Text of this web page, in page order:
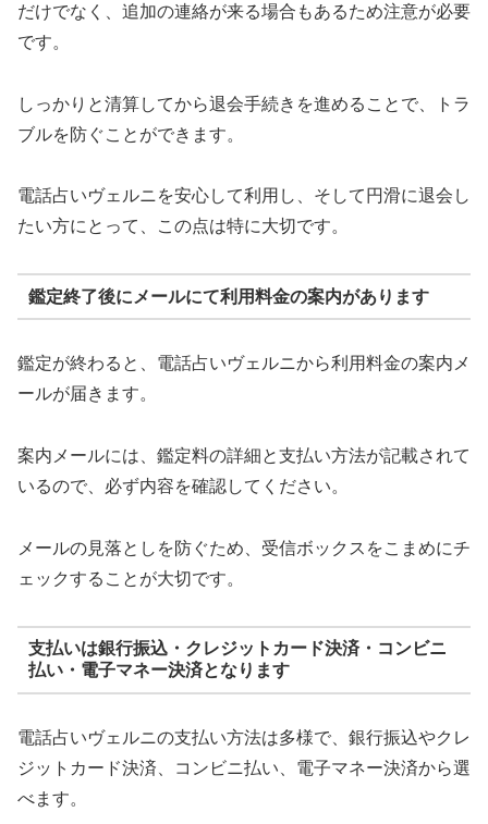
だけでなく、追加の連絡が来る場合もあるため注意が必要
です。
しっかりと清算してから退会手続きを進めることで、トラ
ブルを防ぐことができます。
電話占いヴェルニを安心して利用し、そして円滑に退会し
たい方にとって、この点は特に大切です。
鑑定終了後にメールにて利用料金の案内があります
鑑定が終わると、電話占いヴェルニから利用料金の案内メ
ールが届きます。
案内メールには、鑑定料の詳細と支払い方法が記載されて
いるので、必ず内容を確認してください。
メールの見落としを防ぐため、受信ボックスをこまめにチ
ェックすることが大切です。
支払いは銀行振込・クレジットカード決済・コンビニ
払い・電子マネー決済となります
電話占いヴェルニの支払い方法は多様で、銀行振込やクレ
ジットカード決済、コンビニ払い、電子マネー決済から選
べます。